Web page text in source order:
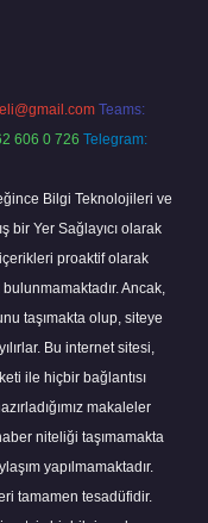
Teams:
606 0 726 Telegram:
Bilgi Teknolojileri ve
bir Yer Sağlayıcı olarak
proaktif olarak
Ancak,
taşımakta olup, siteye
Bu internet sitesi,
ile hiçbir bağlantısı
makaleler
niteliği taşımamakta
yapılmamaktadır.
tamamen tesadüfidir.